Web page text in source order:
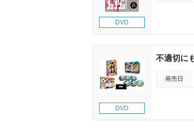
DVD
DVD
不適切に
発売日